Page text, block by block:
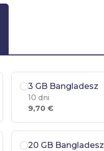
3 GB Bangladesz
10 dni
9,70 €
20 GB Bangladesz